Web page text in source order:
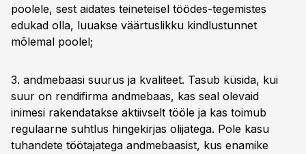
poolele, sest aidates teineteisel töödes-tegemistes
edukad olla, luuakse väärtuslikku kindlustunnet
mõlemal poolel;
3. andmebaasi suurus ja kvaliteet. Tasub küsida, kui
suur on rendifirma andmebaas, kas seal olevaid
inimesi rakendatakse aktiivselt tööle ja kas toimub
regulaarne suhtlus hingekirjas olijatega. Pole kasu
tuhandete töötajatega andmebaasist, kus enamike